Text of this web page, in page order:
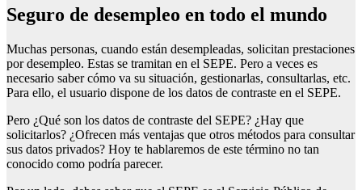
Seguro de desempleo en todo el mundo
Muchas personas, cuando están desempleadas, solicitan prestaciones
por desempleo. Estas se tramitan en el SEPE. Pero a veces es
necesario saber cómo va su situación, gestionarlas, consultarlas, etc.
Para ello, el usuario dispone de los datos de contraste en el SEPE.
Pero ¿Qué son los datos de contraste del SEPE? ¿Hay que
solicitarlos? ¿Ofrecen más ventajas que otros métodos para consultar
sus datos privados? Hoy te hablaremos de este término no tan
conocido como podría parecer.